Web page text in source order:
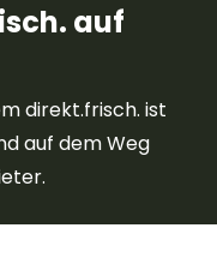
auf
direkt.frisch. ist
auf dem Weg